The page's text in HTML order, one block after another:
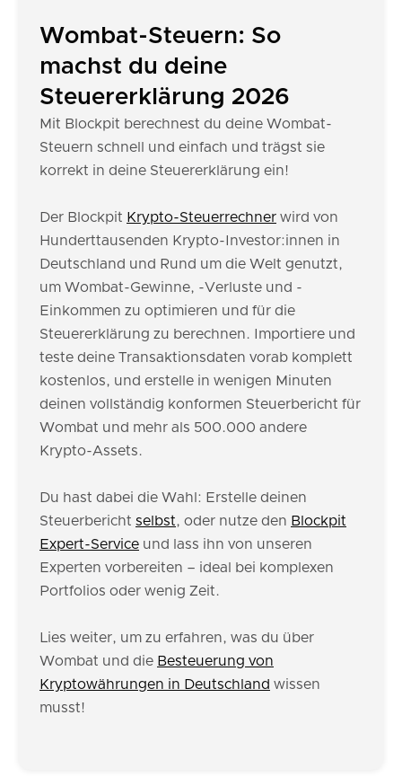
Wombat-Steuern: So
machst du deine
Steuererklärung 2026
Mit Blockpit berechnest du deine Wombat-
Steuern schnell und einfach und trägst sie
korrekt in deine Steuererklärung ein!
Der Blockpit Krypto-Steuerrechner wird von
Hunderttausenden Krypto-Investor:innen in
Deutschland und Rund um die Welt genutzt,
um Wombat-Gewinne, -Verluste und -
Einkommen zu optimieren und für die
Steuererklärung zu berechnen. Importiere und
teste deine Transaktionsdaten vorab komplett
kostenlos, und erstelle in wenigen Minuten
deinen vollständig konformen Steuerbericht für
Wombat und mehr als 500.000 andere
Krypto-Assets.
Du hast dabei die Wahl: Erstelle deinen
Steuerbericht selbst, oder nutze den Blockpit
Expert-Service und lass ihn von unseren
Experten vorbereiten – ideal bei komplexen
Portfolios oder wenig Zeit.
Lies weiter, um zu erfahren, was du über
Wombat und die Besteuerung von
Kryptowährungen in Deutschland wissen
musst!